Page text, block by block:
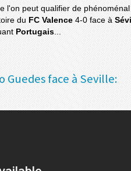
l'on peut qualifier de
du FC Valence 4-0 face à
Portugais...
Guedes face à Seville: